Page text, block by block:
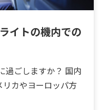
イトの機内での
過ごしますか？ 国内
カやヨーロッパ方